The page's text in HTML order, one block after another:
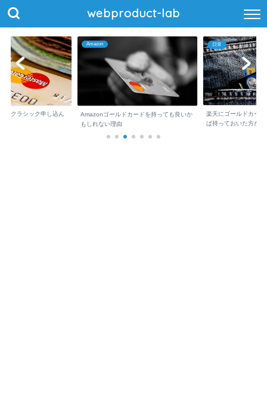
webproduct-lab
クラシック申し込ん
Amazon
Amazonゴールドカードを持っても良いか
もしれない理由
日常
楽天にゴールドカード
ば持っておいた方が...